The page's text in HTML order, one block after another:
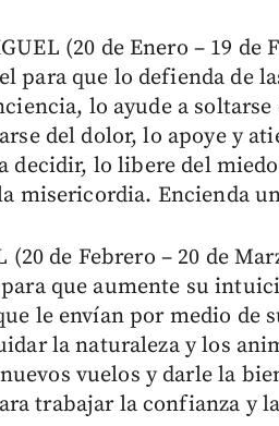
(20 de Enero – 19 de
para que lo defienda de
lo ayude a soltarse
del dolor, lo apoye y
decidir, lo libere del
misericordia. Encienda
(20 de Febrero – 20 de
que aumente su
le envían por medio de
la naturaleza y los
vuelos y darle la
trabajar la confianza y